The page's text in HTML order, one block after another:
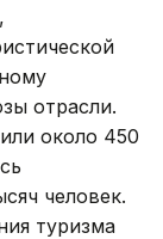
отрасли.
около 450
человек.
туризма